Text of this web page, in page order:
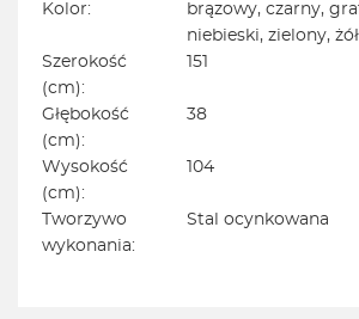
Kolor:
brązowy, czarny,
niebieski, zielony,
Szerokość
(cm):
151
Głębokość
(cm):
38
Wysokość
(cm):
104
Tworzywo
wykonania:
Stal ocynkowana